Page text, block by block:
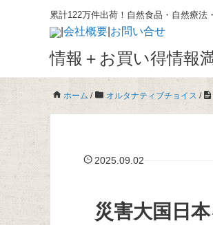
累計122万件出荷！自然食品・自然療法
会社概要 お問い合せ
情報＋お買い得情報
ホーム / オルタナティブチョイス /
2025.09.02
災害大国日